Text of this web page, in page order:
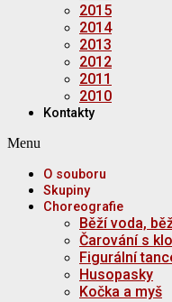
2015
2014
2013
2012
2011
2010
Kontakty
Menu
O souboru
Skupiny
Choreografie
Běží voda,
Čarování s
Figurální
Husopasky
Kočka a myš